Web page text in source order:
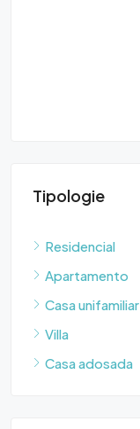
Tipologie
Residencial
Apartamento
Casa unifamiliar
Villa
Casa adosada